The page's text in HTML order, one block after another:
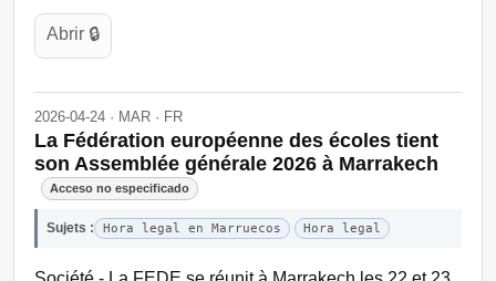
Abrir 🔒
2026-04-24 · MAR · FR
La Fédération européenne des écoles tient
son Assemblée générale 2026 à Marrakech
Acceso no especificado
Sujets : Hora legal en Marruecos Hora legal